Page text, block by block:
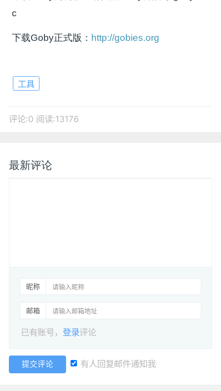
c
下载Goby正式版： http://gobies.org
工具
评论:0 阅读:13176
最新评论
昵称
邮箱
已有账号，登录评论
提交评论 有人回复邮件通知我